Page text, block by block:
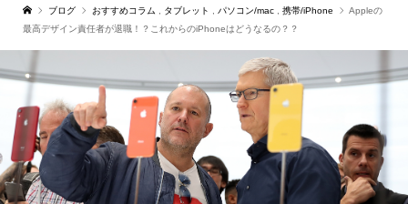
ブログ おすすめコラム タブレット パソコン/mac 携帯/iPhone
Appleの
最高デザイン責任者が退職！？これからのiPhoneはどうなるの？？